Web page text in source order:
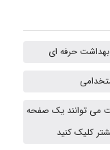
Alirez0990
می توانند یک صفحه
کلیک کنید